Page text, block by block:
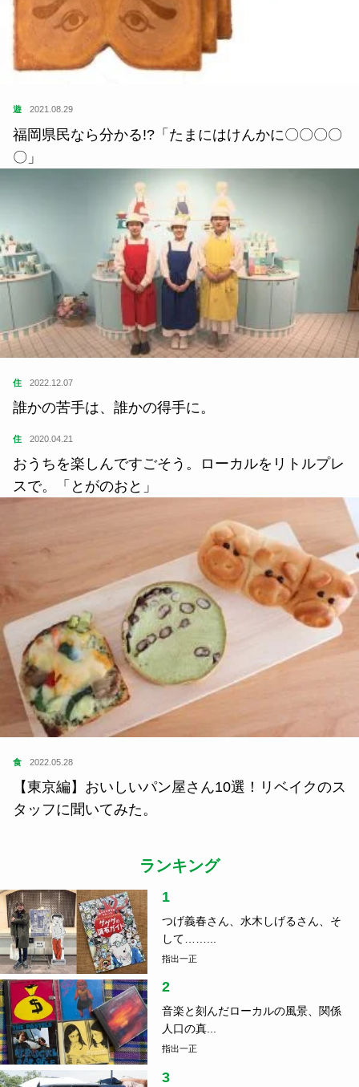
遊 2021.08.29
福岡県民なら分かる!?「たまにはけんかに〇〇〇〇
〇」
住 2022.12.07
誰かの苦手は、誰かの得手に。
住 2020.04.21
おうちを楽しんですごそう。ローカルをリトルプレ
スで。「とがのおと」
食 2022.05.28
【東京編】おいしいパン屋さん10選！リベイクのス
タッフに聞いてみた。
ランキング
1
つげ義春さん、水木しげるさん、そ
して……...
指出一正
2
音楽と刻んだローカルの風景、関係
人口の真...
指出一正
3